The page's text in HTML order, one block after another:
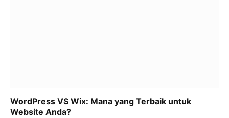
WordPress VS Wix: Mana yang Terbaik untuk
Website Anda?